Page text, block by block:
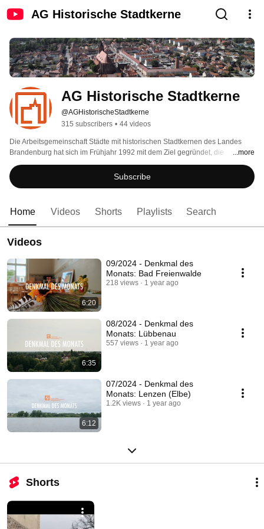
AG Historische Stadtkerne
AG Historische Stadtkerne
@AGHistorischeStadtkerne
315 subscribers • 44 videos
Die Arbeitsgemeinschaft Städte mit historischen Stadtkernen des Landes
Brandenburg hat sich im Frühjahr 1992 mit dem Ziel gegründet, die
historischen Stadtkerne vor dem Verfall zu retten, die historische
Bausubstanz zu bewahren und mit neuem Leben zu füllen. Inzwischen ist
sie eine feste Institution im Land Brandenburg und umfasst 31
...more
Subscribe
Home Videos Shorts Playlists Search
Videos
6:20
09/2024 - Denkmal des
Monats: Bad Freienwalde
218 views 1 year ago
6:35
08/2024 - Denkmal des
Monats: Lübbenau
557 views 1 year ago
6:12
07/2024 - Denkmal des
Monats: Lenzen (Elbe)
1.2K views 1 year ago
Shorts